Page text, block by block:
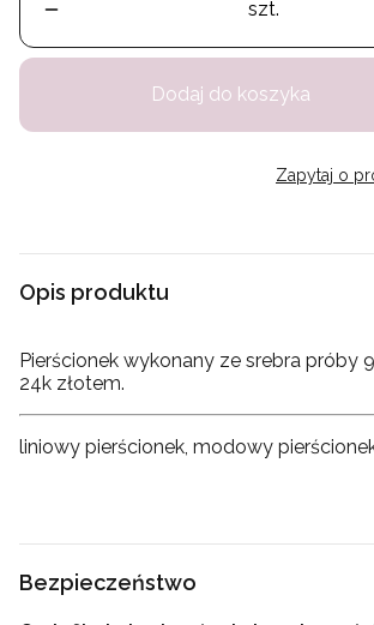
szt.
Dodaj do koszyka
Zapytaj o
Opis produktu
Pierścionek wykonany ze srebra próby
24k złotem.
liniowy pierścionek, modowy
Bezpieczeństwo